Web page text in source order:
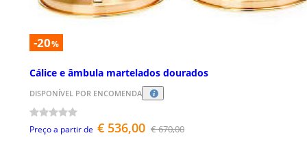
-20%
Cálice e âmbula martelados dourados
DISPONÍVEL POR ENCOMENDA
Preço a partir de € 536,00 € 670,00